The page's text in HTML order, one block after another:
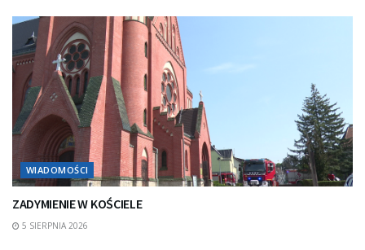
WIADOMOŚCI
ZADYMIENIE W KOŚCIELE
5 SIERPNIA 2026